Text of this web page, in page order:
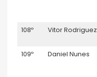
108º Vitor Rodriguez
109º Daniel Nunes